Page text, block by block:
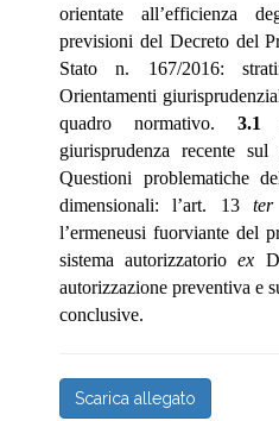
orientate all’efficienza
previsioni del Decreto del
Stato n. 167/2016:
Orientamenti
quadro normativo. 3.1
giurisprudenza recente
Questioni problematiche
dimensionali: l’art. 13 ter
l’ermeneusi fuorviante del
sistema autorizzatorioex
autorizzazione preventiva e
conclusive.
Scarica allegato